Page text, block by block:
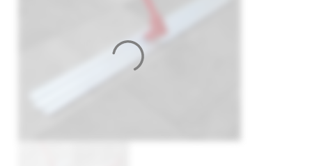
$260.700.$249.600.
Ligero
TZN003D*